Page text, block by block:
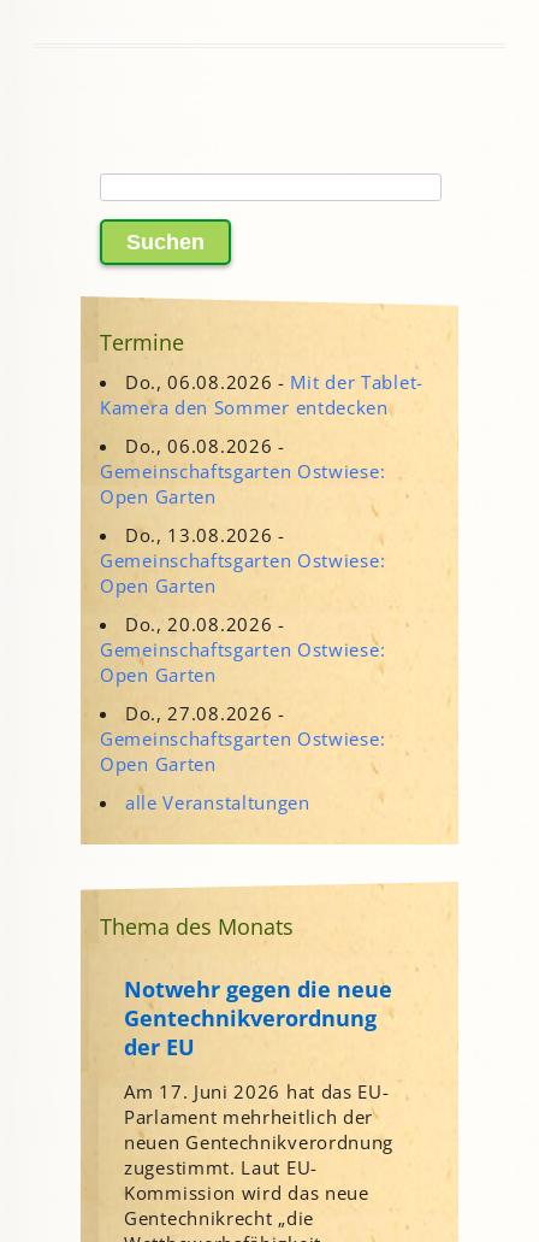
nach:
Termine
Do., 06.08.2026 - Mit der Tablet-
Kamera den Sommer entdecken
Do., 06.08.2026 -
Gemeinschaftsgarten Ostwiese:
Open Garten
Do., 13.08.2026 -
Gemeinschaftsgarten Ostwiese:
Open Garten
Do., 20.08.2026 -
Gemeinschaftsgarten Ostwiese:
Open Garten
Do., 27.08.2026 -
Gemeinschaftsgarten Ostwiese:
Open Garten
alle Veranstaltungen
Thema des Monats
Notwehr gegen die neue
Gentechnikverordnung
der EU
Am 17. Juni 2026 hat das EU-
Parlament mehrheitlich der
neuen Gentechnikverordnung
zugestimmt. Laut EU-
Kommission wird das neue
Gentechnikrecht „die